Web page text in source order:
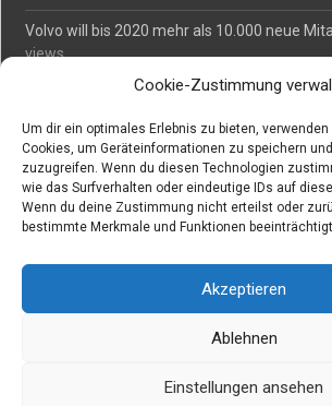
Cookie-Zustimmung
Um dir ein optimales Erlebnis zu bieten,
Cookies, um Geräteinformationen zu speichern
zuzugreifen. Wenn du diesen Technologien
wie das Surfverhalten oder eindeutige IDs auf
Wenn du deine Zustimmung nicht erteilst oder
bestimmte Merkmale und Funktionen
Akzeptieren
Ablehnen
Einstellungen ansehen
Volvo will bis 2020 mehr als 10.000 neue
views
Mäßiges Interesse an Daimlers MBtech-
O-Ton: Wer muss Schaden für abgedriftete
zahlen? - 42.379 views
Kollegengespräch: Urteile zum Grillen-
Suchen bei Vorabs